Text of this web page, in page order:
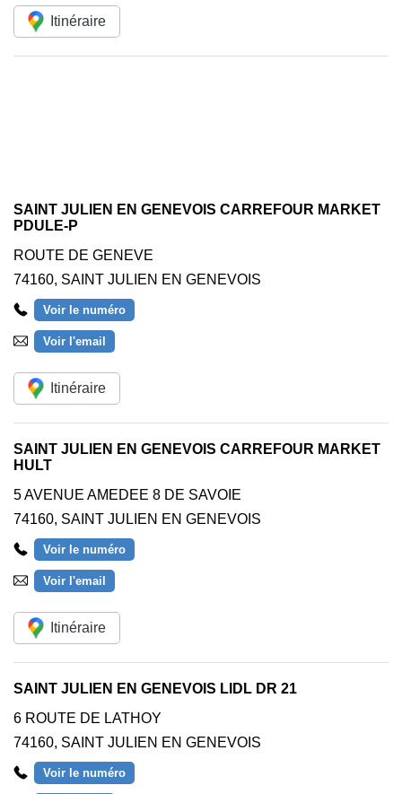
Itinéraire
SAINT JULIEN EN GENEVOIS CARREFOUR MARKET
PDULE-P
ROUTE DE GENEVE
74160, SAINT JULIEN EN GENEVOIS
Voir le numéro
Voir l'email
Itinéraire
SAINT JULIEN EN GENEVOIS CARREFOUR MARKET
HULT
5 AVENUE AMEDEE 8 DE SAVOIE
74160, SAINT JULIEN EN GENEVOIS
Voir le numéro
Voir l'email
Itinéraire
SAINT JULIEN EN GENEVOIS LIDL DR 21
6 ROUTE DE LATHOY
74160, SAINT JULIEN EN GENEVOIS
Voir le numéro